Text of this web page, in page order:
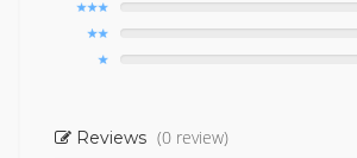
Reviews (0 review)